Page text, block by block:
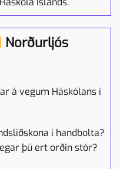
| Norðurljós
á vegum Háskólans í
í handbolta?
þú ert orðin stór?